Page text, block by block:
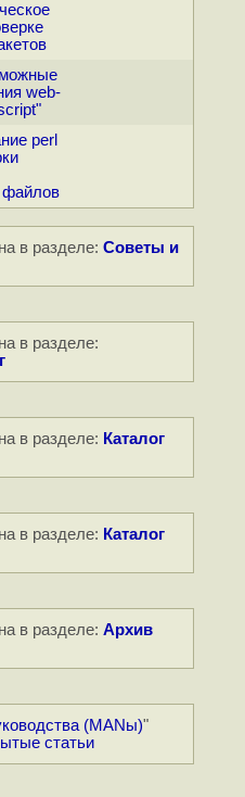
web-
perl
файлов
в разделе: Советы и
в разделе:
в разделе: Каталог
в разделе: Каталог
в разделе: Архив
(MANы)"
статьи